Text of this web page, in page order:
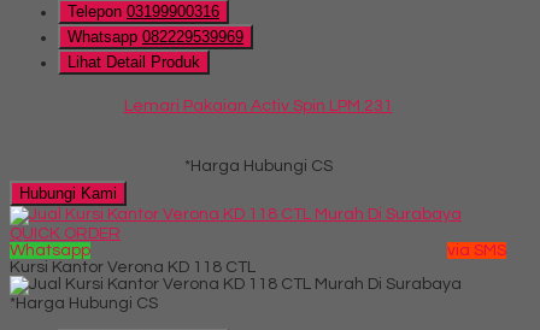
Telepon 03199900316
Whatsapp 082229539969
Lihat Detail Produk
Lemari Pakaian Activ Spin LPM 231
*Harga Hubungi CS
Hubungi Kami
QUICK ORDER
Whatsapp
via SMS
Kursi Kantor Verona KD 118 CTL
*Harga Hubungi CS